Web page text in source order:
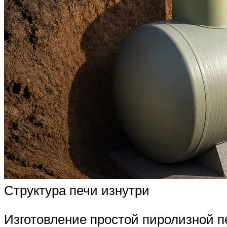
Структура печи изнутри
Изготовление простой пиролизной